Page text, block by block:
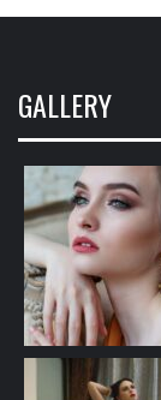
GALLERY